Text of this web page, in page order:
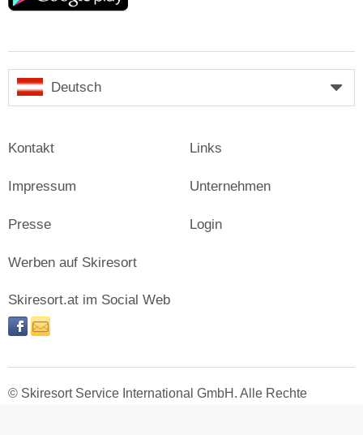
Deutsch
Kontakt
Impressum
Presse
Links
Unternehmen
Login
Werben auf Skiresort
Skiresort.at im Social Web
facebooknewsletter
© Skiresort Service International GmbH. Alle Rechte